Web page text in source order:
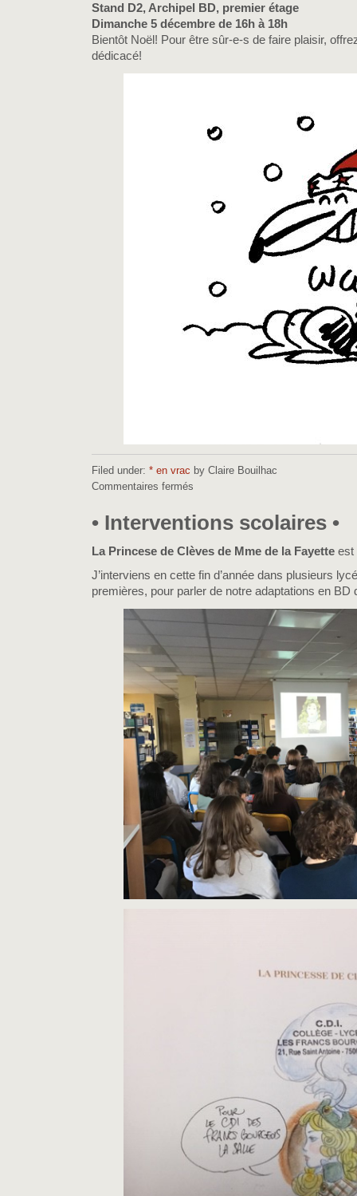
Stand D2, Archipel BD, premier étage
Dimanche 5 décembre de 16h à 18h
Bientôt Noël! Pour être sûr-e-s de faire plaisir,
dédicacé!
Filed under: * en vrac by Claire Bouilhac
Commentaires fermés
Salon
de
•
• Interventions scolaires •
La Princese de Clèves de Mme de la Fayette est
J’interviens en cette fin d’année dans plusieurs
premières, pour parler de notre adaptations en BD